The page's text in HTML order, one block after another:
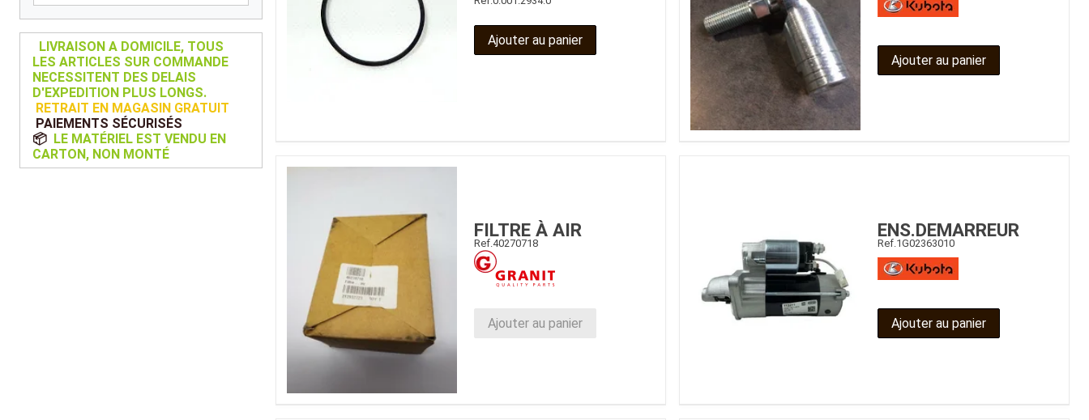
Broyeur électrique
Plateau
Remorque bagagere
Perche sécateur
Tronçonneuse
LIVRAISON A DOMICILE, TOUS
LES ARTICLES SUR COMMANDE
NECESSITENT DES DELAIS
D'EXPEDITION PLUS LONGS.
RETRAIT EN MAGASIN GRATUIT
PAIEMENTS SÉCURISÉS
📦 LE MATÉRIEL EST VENDU EN
CARTON, NON MONTÉ
Ajouter au panier
Ajouter au panier
FILTRE À AIR
Ref.40270718
Ajouter au panier
ENS.DEMARREUR
Ref.1G02363010
Ajouter au panier